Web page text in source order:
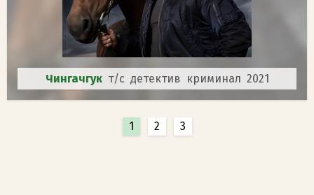
Чингачгук т/с детектив криминал 2021
1 2 3